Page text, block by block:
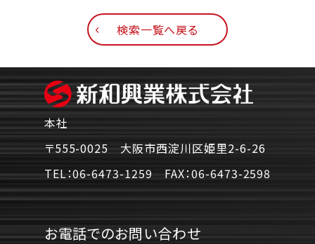
検索一覧へ戻る
本社
〒555-0025 大阪市西淀川区姫里2-6-26
TEL：06-6473-1259 FAX：06-6473-2598
お電話でのお問い合わせ